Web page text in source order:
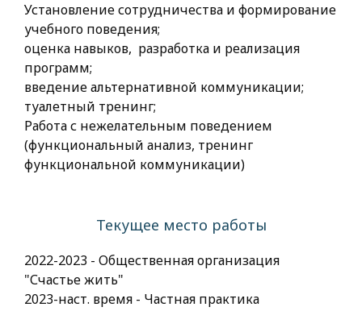
Установление сотрудничества и формирование
учебного поведения;
оценка навыков, разработка и реализация
программ;
введение альтернативной коммуникации;
туалетный тренинг;
Работа с нежелательным поведением
(функциональный анализ, тренинг
функциональной коммуникации)
Текущее место работы
2022-2023 - Общественная организация
"Счастье жить"
2023-наст. время - Частная практика